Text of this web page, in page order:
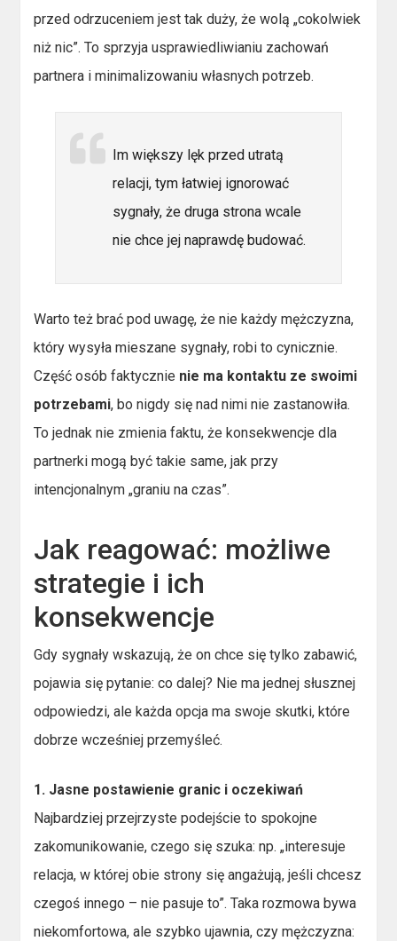
przed odrzuceniem jest tak duży, że wolą „cokolwiek
niż nic”. To sprzyja usprawiedliwianiu zachowań
partnera i minimalizowaniu własnych potrzeb.
Im większy lęk przed utratą
relacji, tym łatwiej ignorować
sygnały, że druga strona wcale
nie chce jej naprawdę budować.
Warto też brać pod uwagę, że nie każdy mężczyzna,
który wysyła mieszane sygnały, robi to cynicznie.
Część osób faktycznie nie ma kontaktu ze swoimi
potrzebami, bo nigdy się nad nimi nie zastanowiła.
To jednak nie zmienia faktu, że konsekwencje dla
partnerki mogą być takie same, jak przy
intencjonalnym „graniu na czas”.
Jak reagować: możliwe
strategie i ich
konsekwencje
Gdy sygnały wskazują, że on chce się tylko zabawić,
pojawia się pytanie: co dalej? Nie ma jednej słusznej
odpowiedzi, ale każda opcja ma swoje skutki, które
dobrze wcześniej przemyśleć.
1. Jasne postawienie granic i oczekiwań
Najbardziej przejrzyste podejście to spokojne
zakomunikowanie, czego się szuka: np. „interesuje
relacja, w której obie strony się angażują, jeśli chcesz
czegoś innego – nie pasuje to”. Taka rozmowa bywa
niekomfortowa, ale szybko ujawnia, czy mężczyzna: